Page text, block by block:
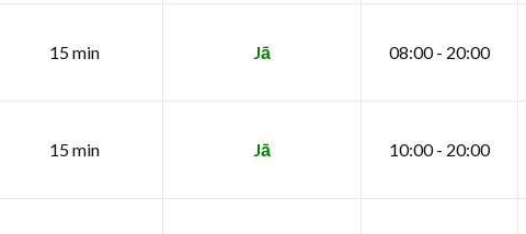
15 min Jā 08:00 - 20:00
15 min Jā 10:00 - 20:00